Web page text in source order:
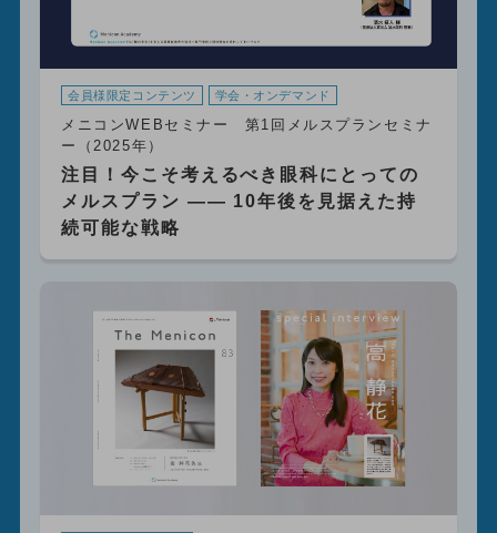
会員様限定コンテンツ 学会・オンデマンド
メニコンWEBセミナー 第1回メルスプランセミナ
ー（2025年）
注目！今こそ考えるべき眼科にとっての
メルスプラン ―― 10年後を見据えた持
続可能な戦略